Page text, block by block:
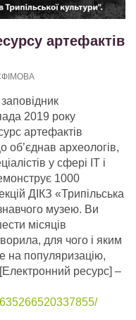
артефактів
2019 року
артефактів
об’єднав археологів,
у сфері ІТ і
1000
ДІКЗ «Трипільська
музею. Ви
місяців
для чого і яким
на популяризацію,
ресурс] –